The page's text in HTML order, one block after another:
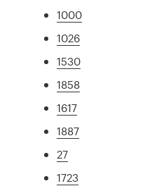
1000
1026
1530
1858
1617
1887
27
1723